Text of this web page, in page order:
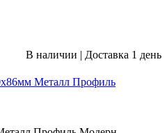
В наличии | Доставка 1 день
Металл Профиль